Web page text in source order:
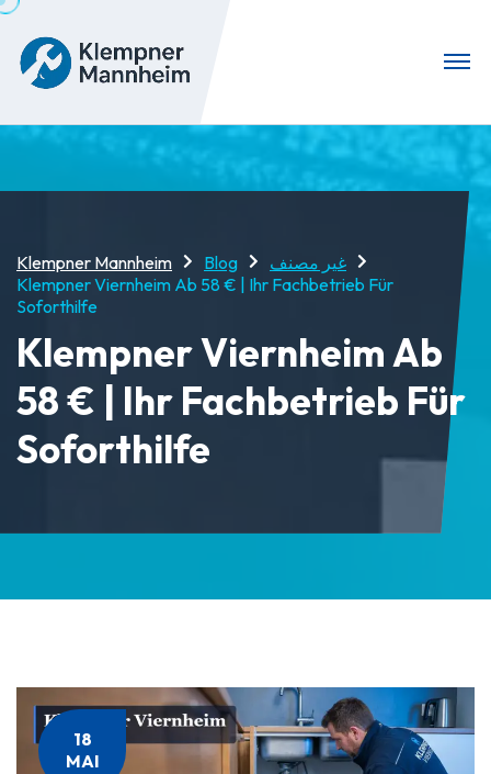
Klempner Mannheim Blog
غير مصنف
Klempner Viernheim Ab 58 € | Ihr Fachbetrieb Für
Soforthilfe
Klempner Viernheim Ab
58 € | Ihr Fachbetrieb Für
Soforthilfe
18
MAI